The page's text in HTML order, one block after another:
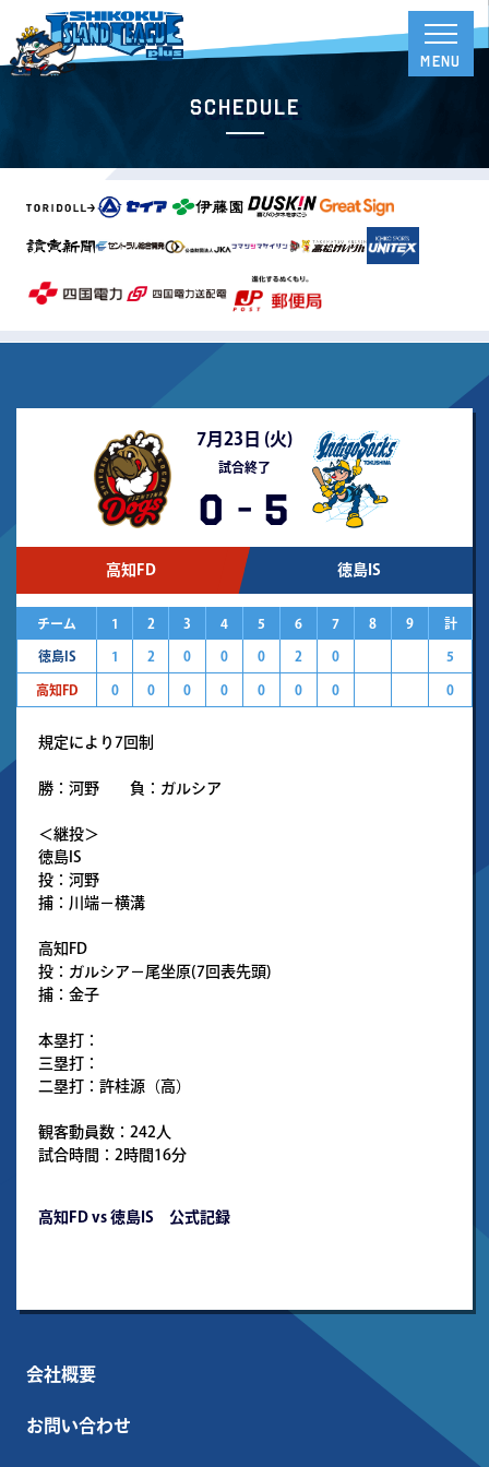
Schedule
7月23日 (火)
試合終了
0 - 5
高知FD 徳島IS
チーム 1 2 3 4 5 6 7 8 9 計
徳島IS 1 2 0 0 0 2 0 5
高知FD 0 0 0 0 0 0 0 0
規定により7回制
勝：河野 負：ガルシア
＜継投＞
徳島IS
投：河野
捕：川端－横溝
高知FD
投：ガルシア－尾坐原(7回表先頭)
捕：金子
本塁打：
三塁打：
二塁打：許桂源（高）
観客動員数：242人
試合時間：2時間16分
高知FD vs 徳島IS 公式記録
会社概要
お問い合わせ